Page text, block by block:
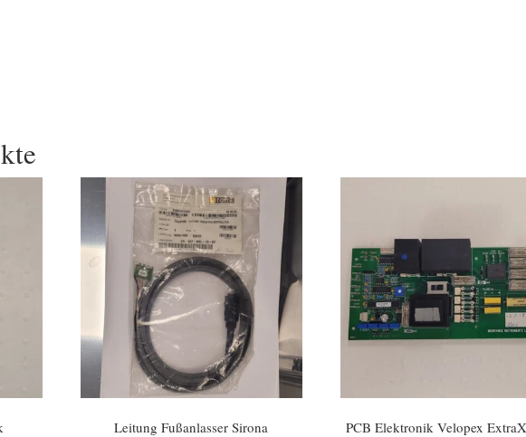
Leitung Fußanlasser Sirona PCB Elektronik Velopex